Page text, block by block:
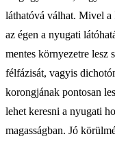
láthatóvá válhat. Mivel
az égen a nyugati
mentes környezetre lesz
félfázisát, vagyis
korongjának pontosan
lehet keresni a nyugati
magasságban. Jó